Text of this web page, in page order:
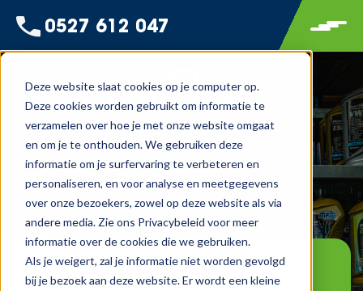
Deze website slaat cookies op je computer op.
Deze cookies worden gebruikt om informatie te
verzamelen over hoe je met onze website omgaat
en om je te onthouden. We gebruiken deze
informatie om je surfervaring te verbeteren en
personaliseren, en voor analyse en meetgegevens
over onze bezoekers, zowel op deze website als via
andere media. Zie ons Privacybeleid voor meer
informatie over de cookies die we gebruiken.
Als je weigert, zal je informatie niet worden gevolgd
bij je bezoek aan deze website. Er wordt een kleine
0527 612 047
Onderhoud of reparatie?